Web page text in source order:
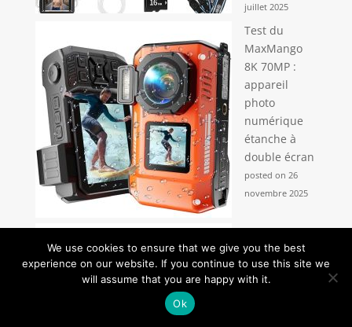
juillet 2025
Test du
MaxMango
8K 70MP :
appareil
photo
numérique
étanche à
double écran
posted on 26
novembre 2025
Test :
imprimante
HP Smart
Tank 5105,
We use cookies to ensure that we give you the best
experience on our website. If you continue to use this site we
will assume that you are happy with it.
Ok